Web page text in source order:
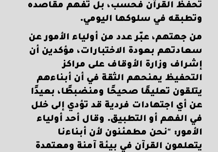
تحفظ القرآن فحسب، بل تفهم مقاصده
وتطبقه في سلوكها اليومي.
من جهتهم، عبّر عدد من أولياء الأمور عن
سعادتهم بعودة الاختبارات، مؤكدين أن
إشراف وزارة الأوقاف على مراكز
التحفيظ يمنحهم الثقة في أن أبناءهم
يتلقون تعليمًا صحيحًا ومنضبطًا، بعيدًا
عن أي اجتهادات فردية قد تؤدي إلى خلل
في الفهم أو التطبيق. وقال أحد أولياء
الأمور: "نحن مطمئنون لأن أبناءنا
يتعلمون القرآن في بيئة آمنة ومعتمدة